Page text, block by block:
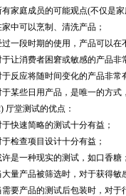
庭成员的可能观点(不仅是家
可以烹制、清洗产品；
段时期的使用，产品可以在
消费者困窘或敏感的产品非
应将随时间变化的产品非常
些日用产品，是唯一的方式
堂测试的优点：
速简略的测试十分有益；
查项目设计十分有益；
一种现实的测试，如口香糖
产品被筛选时，对于获得敏
产品的测试后包装时，对于